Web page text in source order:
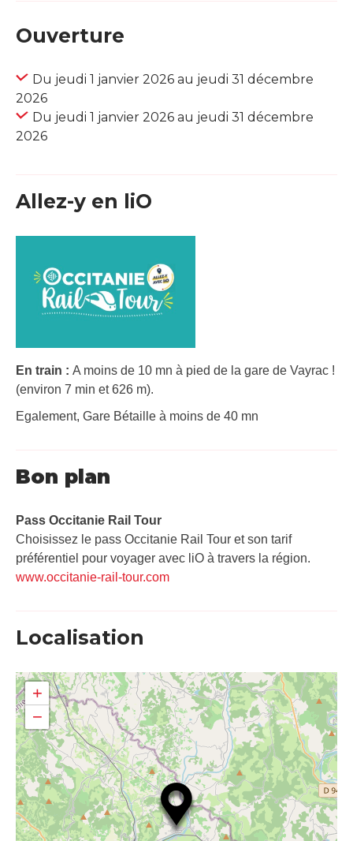
Ouverture
Du jeudi 1 janvier 2026 au jeudi 31 décembre
2026
Du jeudi 1 janvier 2026 au jeudi 31 décembre
2026
Allez-y en liO
En train : A moins de 10 mn à pied de la gare de Vayrac !
(environ 7 min et 626 m).
Egalement, Gare Bétaille à moins de 40 mn
Bon plan
Pass Occitanie Rail Tour​
Choisissez le pass Occitanie Rail Tour et son tarif
préférentiel pour voyager avec liO à travers la région.
www.occitanie-rail-tour.com
Localisation
+
−